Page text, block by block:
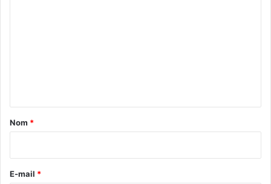
a
e
Nom *
E-mail *